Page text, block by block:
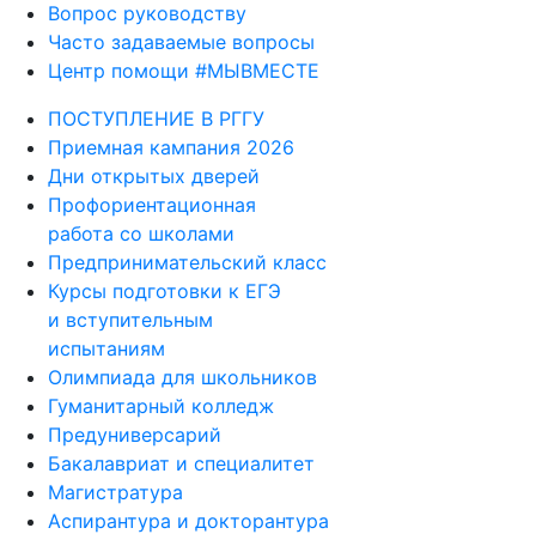
Вопрос руководству
Часто задаваемые вопросы
Центр помощи #МЫВМЕСТЕ
ПОСТУПЛЕНИЕ В РГГУ
Приемная кампания 2026
Дни открытых дверей
Профориентационная
работа со школами
Предпринимательский класс
Курсы подготовки к ЕГЭ
и вступительным
испытаниям
Олимпиада для школьников
Гуманитарный колледж
Предуниверсарий
Бакалавриат и специалитет
Магистратура
Аспирантура и докторантура